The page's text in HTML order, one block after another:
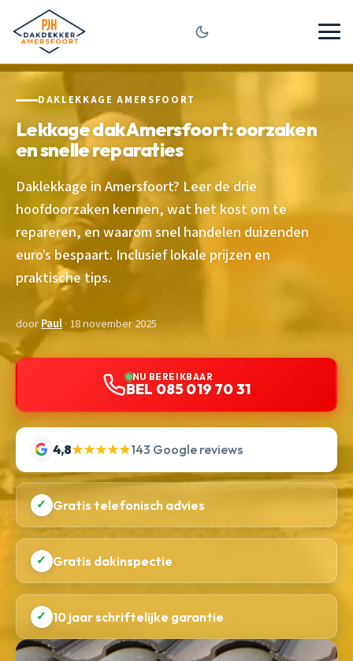
DAKLEKKAGE AMERSFOORT
Lekkage dak Amersfoort: oorzaken
en snelle reparaties
Daklekkage in Amersfoort? Leer de drie
hoofdoorzaken kennen, wat het kost om te
repareren, en waarom snel handelen duizenden
euro’s bespaart. Inclusief lokale prijzen en
praktische tips.
doorPaul· 18 november 2025
NU BEREIKBAAR
BEL 085 019 70 31
4,8★★★★★143 Google reviews
✓ Gratis telefonisch advies
✓ Gratis dakinspectie
✓ 10 jaar schriftelijke garantie